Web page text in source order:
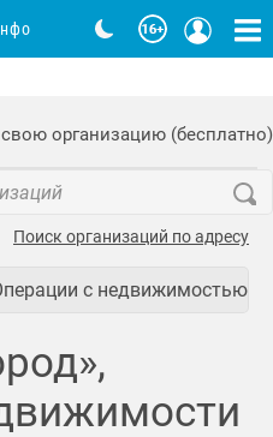
организацию (бесплатно)
Поиск организаций по адресу
с недвижимостью